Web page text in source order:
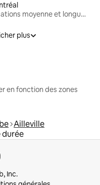
Locations moyenne et longue durée
plus
en fonction des zones
Ailleville
durée
Inc.